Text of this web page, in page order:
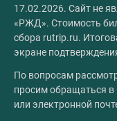
17.02.2026. Сайт не
«РЖД». Стоимость
сбора rutrip.ru.
экране
По вопросам
просим обращаться
или электронной